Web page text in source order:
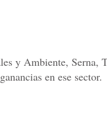
y Ambiente, Serna,
en ese sector.